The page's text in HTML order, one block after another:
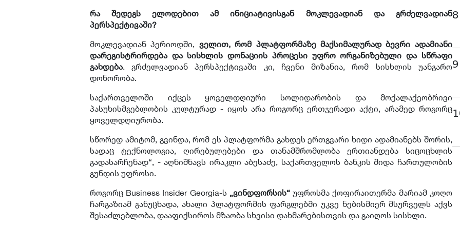
რა შედეგს ელოდებით ამ ინიციატივისგან მოკლევადიან და გრძელვადიან
პერსპექტივაში?
მოკლევადიან პერიოდში, ველით, რომ პლატფორმაზე მაქსიმალურად ბევრი ადამიანი
დარეგისტრირდება და სისხლის დონაციის პროცესი უფრო ორგანიზებული და სწრაფი
გახდება. გრძელვადიან პერსპექტივაში კი, ჩვენი მიზანია, რომ სისხლის უანგარო
დონორობა.
საქართველოში იქცეს ყოველდღიური სოლიდარობის და მოქალაქეობრივი
პასუხისმგებლობის კულტურად - იყოს არა როგორც ერთჯერადი აქტი, არამედ როგორც
ყოველდღიურობა.
სწორედ ამიტომ, გვინდა, რომ ეს პლატფორმა გახდეს ერთგვარი ხიდი ადამიანებს შორის,
სადაც ტექნოლოგია, ღირებულებები და თანამშრომლობა ერთიანდება სიცოცხლის
გადასარჩენად“, - აღნიშნავს ირაკლი აბესაძე, საქართველოს ბანკის შიდა ჩართულობის
გუნდის უფროსი.
როგორც Business Insider Georgia-ს„ვინდფორსის“უფროსმა ქოფირაითერმა მარიამ კოღო
ჩარგაზიამ განუცხადა, ახალი პლატფორმის ფარგლებში უკვე ნებისმიერ მსურველს აქვს
შესაძლებლობა, დააფიქსიროს მზაობა სხვისი დახმარებისთვის და გაიღოს სისხლი.
8
9